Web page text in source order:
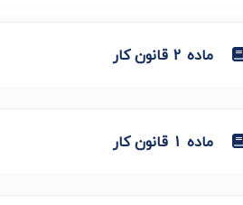
ماده 2 قانون کار
ماده 1 قانون کار